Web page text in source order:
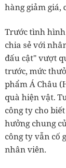
hàng giảm giá,
Trước tình
chia sẻ với
đấu cật" vượt
trước, mức
phẩm Á Châu
quà hiện vật.
công ty cho
hưởng chung
công ty vẫn cố
nhân viên.